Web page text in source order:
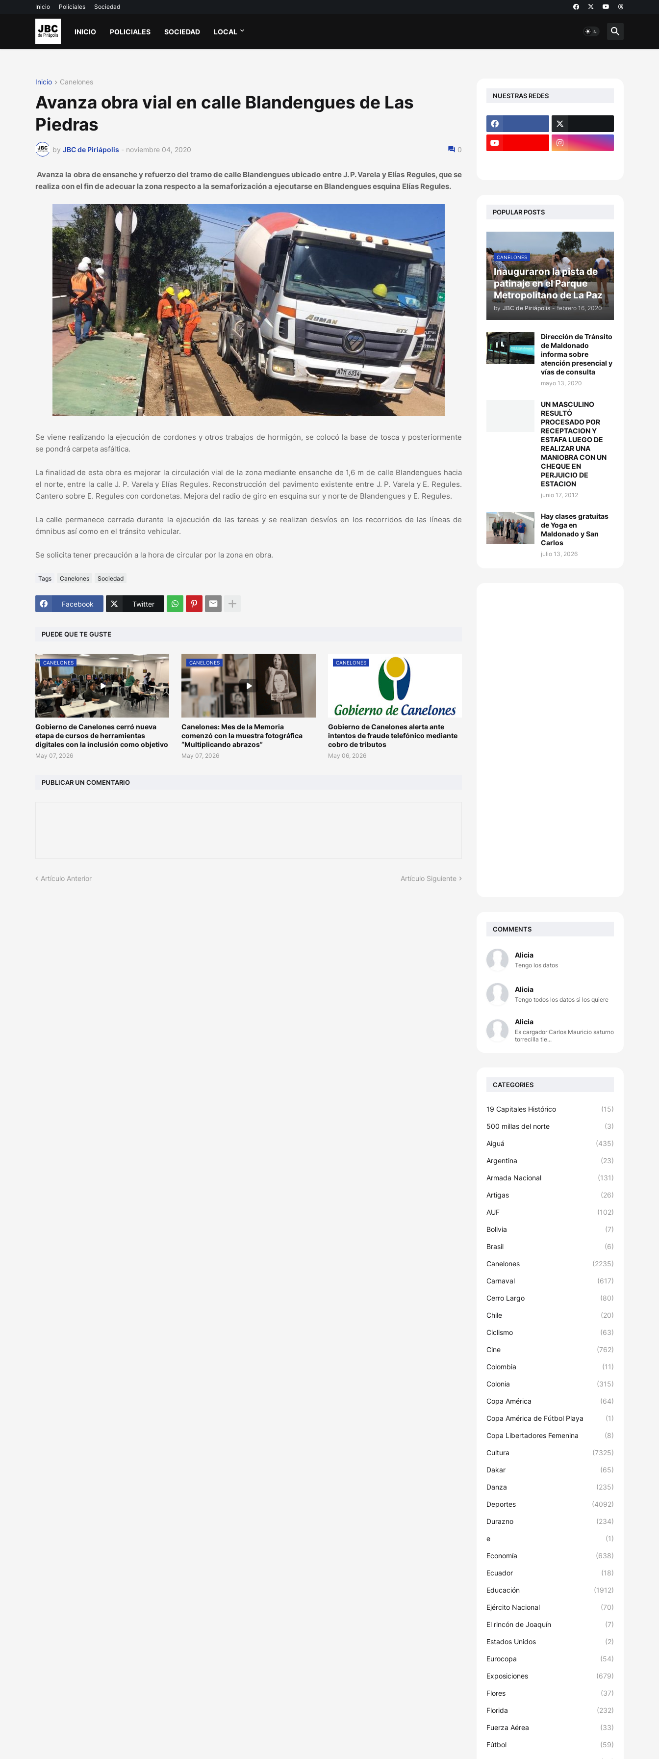
Inicio Policiales Sociedad
INICIO POLICIALES SOCIEDAD LOCAL
Inicio Canelones
Avanza obra vial en calle Blandengues de Las
Piedras
by JBC de Piriápolis - noviembre 04, 2020 0
Avanza la obra de ensanche y refuerzo del tramo de calle Blandengues ubicado entre J. P. Varela y Elías Regules, que se
realiza con el fin de adecuar la zona respecto a la semaforización a ejecutarse en Blandengues esquina Elías Regules.
Se viene realizando la ejecución de cordones y otros trabajos de hormigón, se colocó la base de tosca y posteriormente
se pondrá carpeta asfáltica.
La finalidad de esta obra es mejorar la circulación vial de la zona mediante ensanche de 1,6 m de calle Blandengues hacia
el norte, entre la calle J. P. Varela y Elías Regules. Reconstrucción del pavimento existente entre J. P. Varela y E. Regules.
Cantero sobre E. Regules con cordonetas. Mejora del radio de giro en esquina sur y norte de Blandengues y E. Regules.
La calle permanece cerrada durante la ejecución de las tareas y se realizan desvíos en los recorridos de las líneas de
ómnibus así como en el tránsito vehicular.
Se solicita tener precaución a la hora de circular por la zona en obra.
Tags Canelones Sociedad
Facebook Twitter
PUEDE QUE TE GUSTE
CANELONES
Gobierno de Canelones cerró nueva
etapa de cursos de herramientas
digitales con la inclusión como objetivo
May 07, 2026
CANELONES
Canelones: Mes de la Memoria
comenzó con la muestra fotográfica
“Multiplicando abrazos”
May 07, 2026
CANELONES
Gobierno de Canelones alerta ante
intentos de fraude telefónico mediante
cobro de tributos
May 06, 2026
PUBLICAR UN COMENTARIO
Artículo Anterior Artículo Siguiente
NUESTRAS REDES
POPULAR POSTS
CANELONES
Inauguraron la pista de
patinaje en el Parque
Metropolitano de La Paz
by JBC de Piriápolis - febrero 16, 2020
Dirección de Tránsito
de Maldonado
informa sobre
atención presencial y
vías de consulta
mayo 13, 2020
UN MASCULINO
RESULTÓ
PROCESADO POR
RECEPTACION Y
ESTAFA LUEGO DE
REALIZAR UNA
MANIOBRA CON UN
CHEQUE EN
PERJUICIO DE
ESTACION
junio 17, 2012
Hay clases gratuitas
de Yoga en
Maldonado y San
Carlos
julio 13, 2026
COMMENTS
Alicia
Tengo los datos
Alicia
Tengo todos los datos si los quiere
Alicia
Es cargador Carlos Mauricio saturno
torrecilla tie...
CATEGORIES
19 Capitales Histórico (15)
500 millas del norte (3)
Aiguá (435)
Argentina (23)
Armada Nacional (131)
Artigas (26)
AUF (102)
Bolivia (7)
Brasil (6)
Canelones (2235)
Carnaval (617)
Cerro Largo (80)
Chile (20)
Ciclismo (63)
Cine (762)
Colombia (11)
Colonia (315)
Copa América (64)
Copa América de Fútbol Playa (1)
Copa Libertadores Femenina (8)
Cultura (7325)
Dakar (65)
Danza (235)
Deportes (4092)
Durazno (234)
e (1)
Economía (638)
Ecuador (18)
Educación (1912)
Ejército Nacional (70)
El rincón de Joaquín (7)
Estados Unidos (2)
Eurocopa (54)
Exposiciones (679)
Flores (37)
Florida (232)
Fuerza Aérea (33)
Fútbol (59)